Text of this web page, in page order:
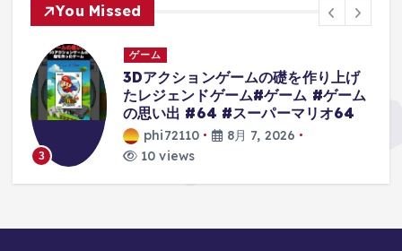
You Missed
3
ゲーム
3Dアクションゲームの礎を作り上げ
たレジェンドゲーム#ゲーム #ゲーム
の思い出 #64 #スーパーマリオ64
phi72110
8月 7, 2026
10 views